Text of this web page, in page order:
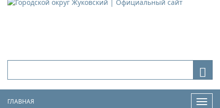
ГЛАВНАЯ